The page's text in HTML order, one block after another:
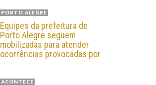
PORTO ALEGRE
Equipes da prefeitura de
Porto Alegre seguem
mobilizadas para atender
ocorrências provocadas por
ACONTECE